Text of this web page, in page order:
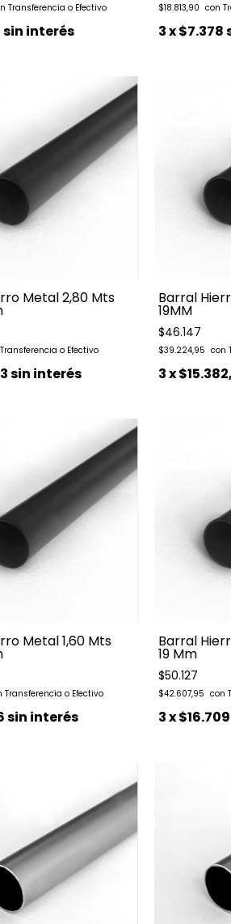
sin interés
$18.813,90
3x$7.378
Metal 2,80 Mts
sin interés
Barral
19MM
$46.147
$39.224,95
3x
Metal 1,60 Mts
sin interés
Barral
19 Mm
$50.127
$42.607,95
3x$16.709